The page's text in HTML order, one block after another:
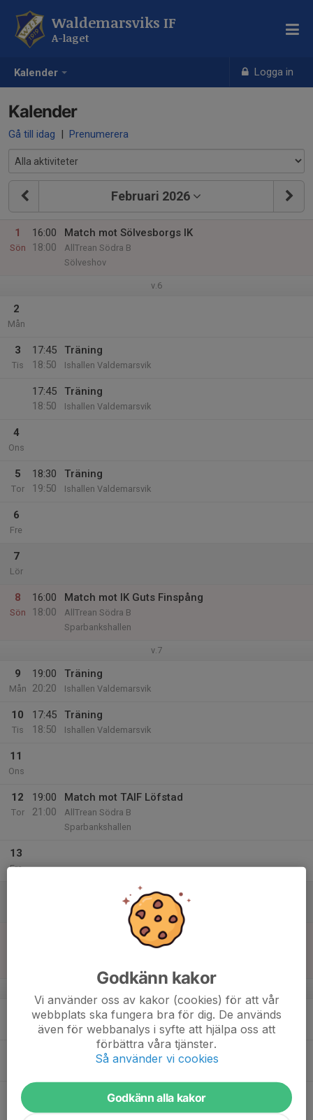
Kalender Logga in
Waldemarsviks IF
A-laget
Kalender
Gå till idag | Prenumerera
Februari 2026
1
Sön
16:00
18:00
Match mot Sölvesborgs IK
AllTrean Södra B
Sölveshov
v.6
2
Mån
3
Tis
17:45
18:50
Träning
Ishallen Valdemarsvik
17:45
18:50
Träning
Ishallen Valdemarsvik
4
Ons
5
Tor
18:30
19:50
Träning
Ishallen Valdemarsvik
6
Fre
7
Lör
8
Sön
16:00
18:00
Match mot IK Guts Finspång
AllTrean Södra B
Sparbankshallen
v.7
9
Mån
19:00
20:20
Träning
Ishallen Valdemarsvik
10
Tis
17:45
18:50
Träning
Ishallen Valdemarsvik
11
Ons
12
Tor
19:00
21:00
Match mot TAIF Löfstad
AllTrean Södra B
Sparbankshallen
13
Fre
Match mot Ronneby IK
Träning
18
Ons
Godkänn kakor
Vi använder oss av kakor (cookies) för att vår
webbplats ska fungera bra för dig. De används
även för webbanalys i syfte att hjälpa oss att
förbättra våra tjänster.
Så använder vi cookies
Godkänn alla kakor